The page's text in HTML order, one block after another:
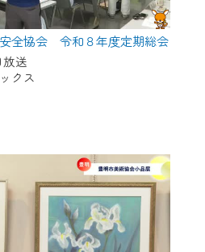
安全協会 令和８年度定期総会
放送
クス